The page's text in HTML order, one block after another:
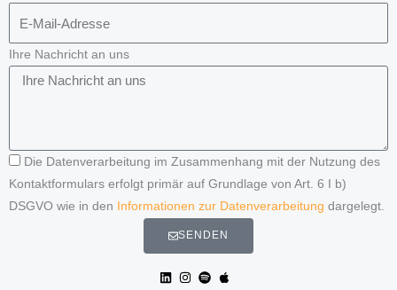
Ihre Nachricht an uns
Die Datenverarbeitung im Zusammenhang mit der Nutzung des
Kontaktformulars erfolgt primär auf Grundlage von Art. 6 I b)
DSGVO wie in den
Informationen zur Datenverarbeitung dargelegt.
SENDEN